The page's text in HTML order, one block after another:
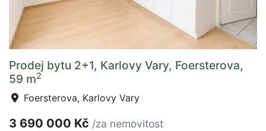
Prodej bytu 2+1, Karlovy Vary, Foersterova,
59 m2
Foersterova, Karlovy Vary
3 690 000 Kč /za nemovitost